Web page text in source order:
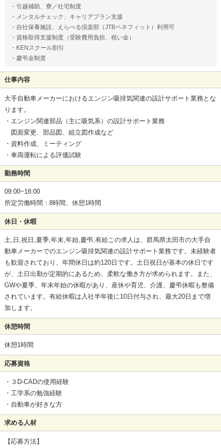
・引越補助、寮／社宅制度
・メンタルチェック、キャリアプラン支援
・自社保養施設、えらべる倶楽部（JTBベネフィット）利用可
・資格取得支援制度（受験費用負担、祝い金）
・KENスクール割引
・慶弔金制度
仕事内容
大手自動車メーカーにおけるエンジン吸排気関連の設計サポート業務とな
ります。
・エンジン関連部品（主に吸気系）の設計サポート業務
図面変更、部品図、組立図作成など
・資料作成、ミーティング
・車両運転による評価試験
勤務時間
09:00~18:00
所定労働時間：8時間、休憩1時間
休日・休暇
土,日,祝日,夏季,年末,年始,慶弔,有給この求人は、群馬県太田市の大手自
動車メーカーでのエンジン吸排気関連の設計サポート業務です。未経験者
も歓迎されており、年間休日は約120日です。土日祝日が基本の休日です
が、土日出勤が定期的にあるため、柔軟な働き方が求められます。また、
GWや夏季、年末年始の休暇があり、産休や育児、介護、慶弔休暇も整備
されています。有給休暇は入社半年後に10日付与され、最大20日まで増
加します。
休憩時間
休憩1時間
応募資格
・３D-CADの使用経験
・工学系の勉強経験
・自動車が好きな方
求める人材
【応募方法】